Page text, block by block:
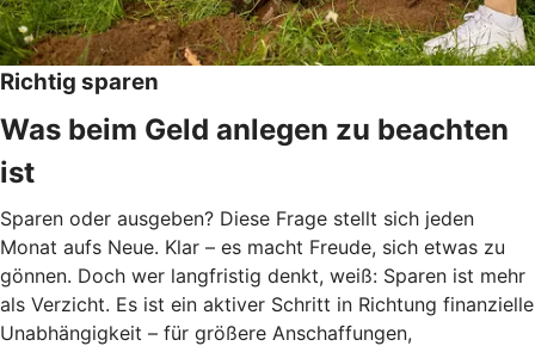
Richtig sparen
Was beim Geld anlegen zu beachten
ist
Sparen oder ausgeben? Diese Frage stellt sich jeden
Monat aufs Neue. Klar – es macht Freude, sich etwas zu
gönnen. Doch wer langfristig denkt, weiß: Sparen ist mehr
als Verzicht. Es ist ein aktiver Schritt in Richtung finanzielle
Unabhängigkeit – für größere Anschaffungen,